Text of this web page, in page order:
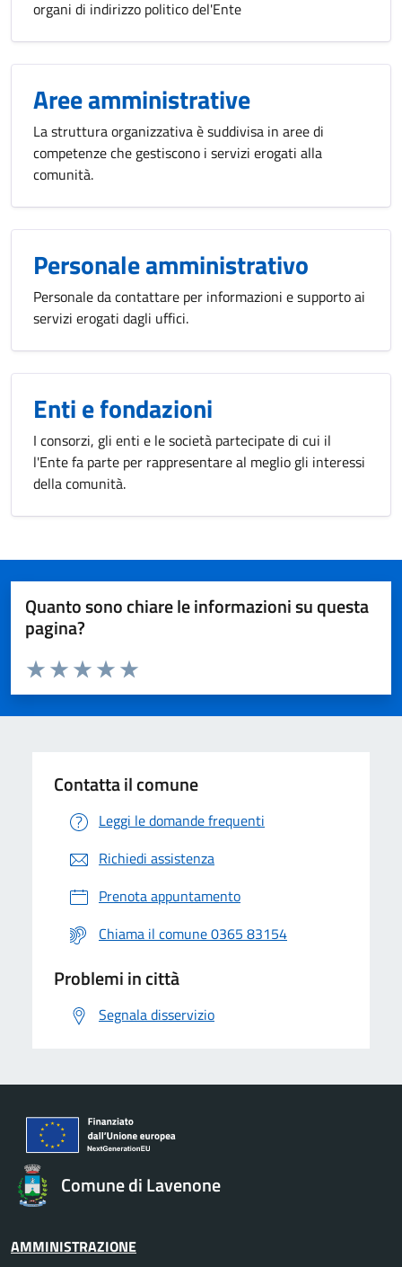
organi di indirizzo politico del'Ente
Aree amministrative
La struttura organizzativa è suddivisa in aree di
competenze che gestiscono i servizi erogati alla
comunità.
Personale amministrativo
Personale da contattare per informazioni e supporto ai
servizi erogati dagli uffici.
Enti e fondazioni
I consorzi, gli enti e le società partecipate di cui il
l'Ente fa parte per rappresentare al meglio gli interessi
della comunità.
Quanto sono chiare le informazioni su questa
pagina?
Valuta da 1 a 5 stelle la pagina
Valuta 5 stelle su 5
Valuta 4 stelle su 5
Valuta 3 stelle su 5
Valuta 2 stelle su 5
Valuta 1 stelle su 5
Contatta il comune
Leggi le domande frequenti
Richiedi assistenza
Prenota appuntamento
Chiama il comune 0365 83154
Problemi in città
Segnala disservizio
Comune di Lavenone
AMMINISTRAZIONE